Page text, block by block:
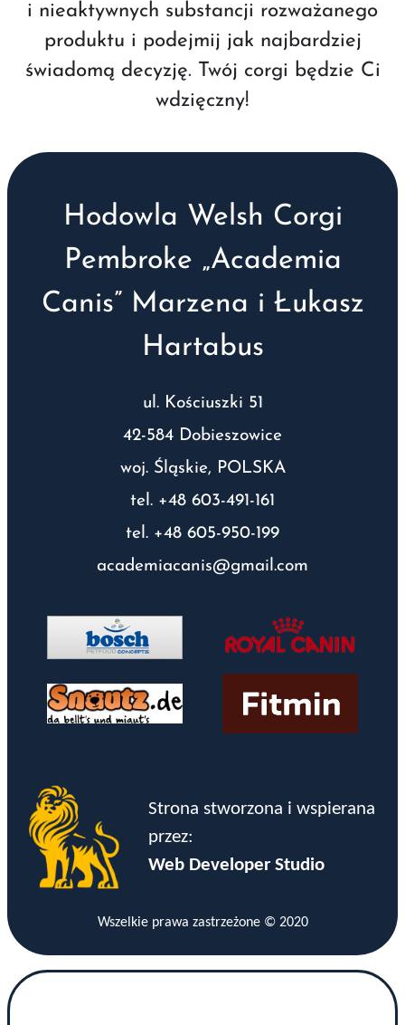
i nieaktywnych substancji rozważanego
produktu i podejmij jak najbardziej
świadomą decyzję. Twój corgi będzie Ci
wdzięczny!
Hodowla Welsh Corgi
Pembroke „Academia
Canis” Marzena i Łukasz
Hartabus
ul. Kościuszki 51
42-584 Dobieszowice
woj. Śląskie, POLSKA
tel. +48 603-491-161
tel. +48 605-950-199
academiacanis@gmail.com
Strona stworzona i wspierana
przez:
Web Developer Studio
Wszelkie prawa zastrzeżone © 2020